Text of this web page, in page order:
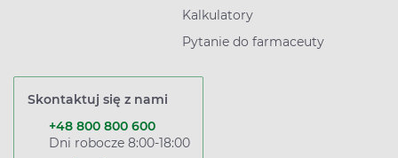
Kalkulatory
Pytanie do farmaceuty
Skontaktuj się z nami
+48 800 800 600
Dni robocze 8:00-18:00